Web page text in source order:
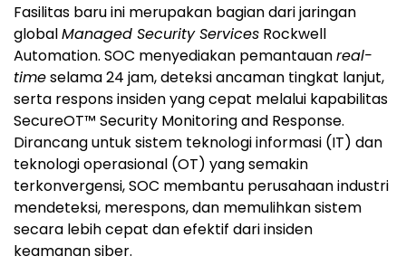
Fasilitas baru ini merupakan bagian dari jaringan
globalManaged Security Services Rockwell
Automation. SOC menyediakan pemantauanreal-
timeselama 24 jam, deteksi ancaman tingkat lanjut,
serta respons insiden yang cepat melalui kapabilitas
SecureOT™ Security Monitoring and Response.
Dirancang untuk sistem teknologi informasi (IT) dan
teknologi operasional (OT) yang semakin
terkonvergensi, SOC membantu perusahaan industri
mendeteksi, merespons, dan memulihkan sistem
secara lebih cepat dan efektif dari insiden
keamanan siber.